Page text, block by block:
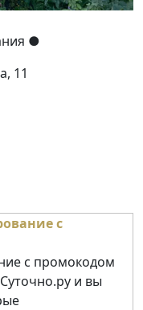
●
11
с промокодом
и вы